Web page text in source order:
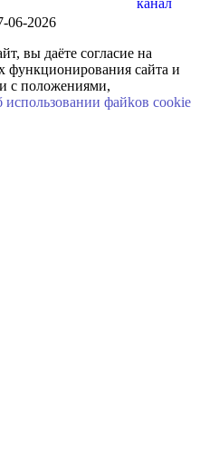
06-2026
вы даёте согласие на
функционирования сайта и
с положениями,
файkов cookie